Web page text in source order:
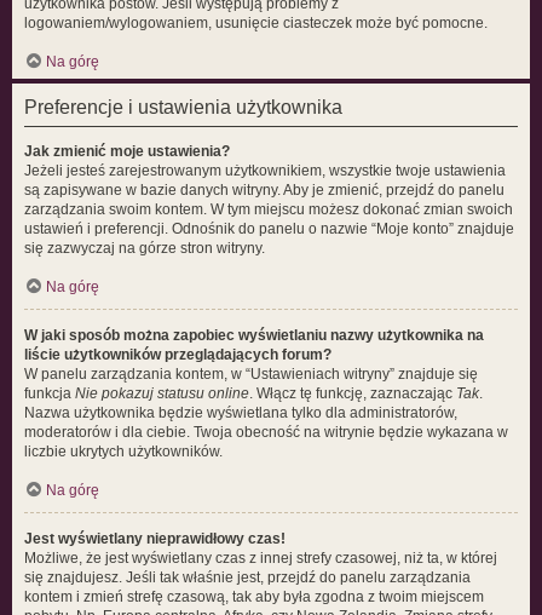
użytkownika postów. Jeśli występują problemy z
logowaniem/wylogowaniem, usunięcie ciasteczek może być pomocne.
Na górę
Preferencje i ustawienia użytkownika
Jak zmienić moje ustawienia?
Jeżeli jesteś zarejestrowanym użytkownikiem, wszystkie twoje ustawienia
są zapisywane w bazie danych witryny. Aby je zmienić, przejdź do panelu
zarządzania swoim kontem. W tym miejscu możesz dokonać zmian swoich
ustawień i preferencji. Odnośnik do panelu o nazwie “Moje konto” znajduje
się zazwyczaj na górze stron witryny.
Na górę
W jaki sposób można zapobiec wyświetlaniu nazwy użytkownika na
liście użytkowników przeglądających forum?
W panelu zarządzania kontem, w “Ustawieniach witryny” znajduje się
funkcja Nie pokazuj statusu online. Włącz tę funkcję, zaznaczając Tak.
Nazwa użytkownika będzie wyświetlana tylko dla administratorów,
moderatorów i dla ciebie. Twoja obecność na witrynie będzie wykazana w
liczbie ukrytych użytkowników.
Na górę
Jest wyświetlany nieprawidłowy czas!
Możliwe, że jest wyświetlany czas z innej strefy czasowej, niż ta, w której
się znajdujesz. Jeśli tak właśnie jest, przejdź do panelu zarządzania
kontem i zmień strefę czasową, tak aby była zgodna z twoim miejscem